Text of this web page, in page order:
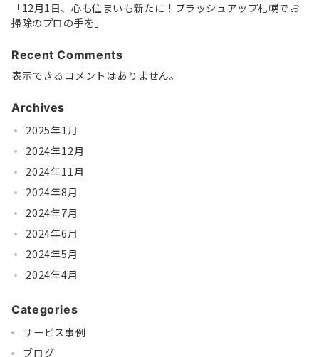
「12月1日、心も住まいも新たに！ブラッシュアップ札幌でお
掃除のプロの手を」
Recent Comments
表示できるコメントはありません。
Archives
2025年1月
2024年12月
2024年11月
2024年8月
2024年7月
2024年6月
2024年5月
2024年4月
Categories
サービス事例
ブログ